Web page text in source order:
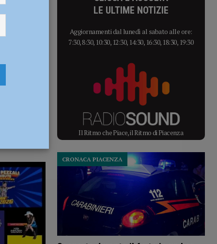
LE ULTIME NOTIZIE
Aggiornamenti dal lunedì al sabato alle ore:
7:30, 8:30, 10:30, 12:30, 14:30, 16:30, 18:30, 19:30
Il Ritmo che Piace, il Ritmo di Piacenza
CRONACA PIACENZA